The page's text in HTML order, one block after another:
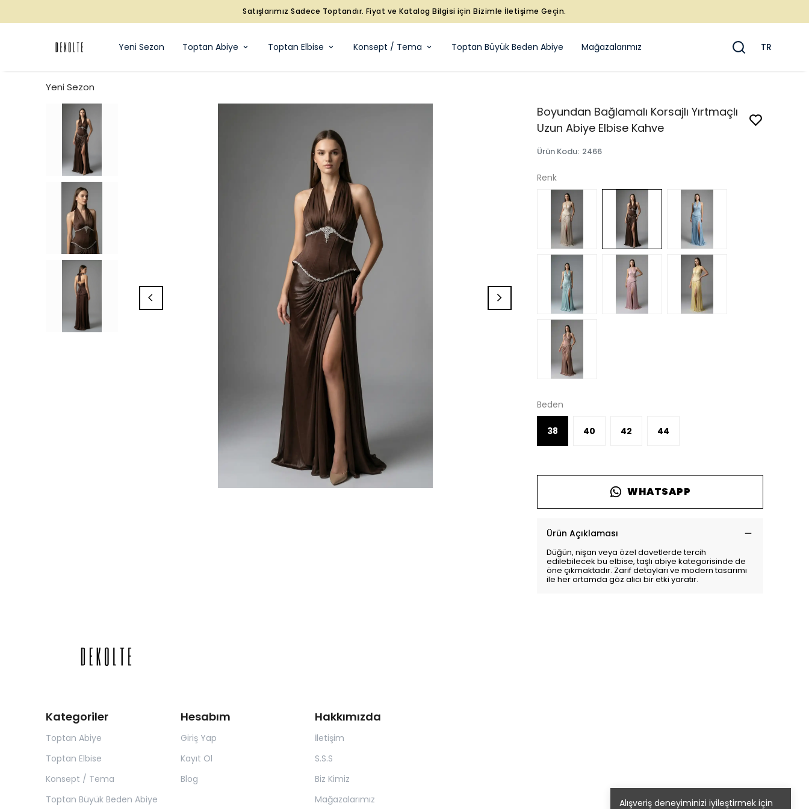
Satışlarımız Sadece Toptandır. Fiyat ve Katalog Bilgisi için Bizimle İletişime Geçin.
Yeni Sezon Toptan Abiye Toptan Elbise Konsept / Tema Toptan Büyük Beden Abiye Mağazalarımız TR
Alışveriş deneyiminizi iyileştirmek için
Yeni Sezon
Boyundan Bağlamalı Korsajlı Yırtmaçlı
Uzun Abiye Elbise Kahve
Ürün Kodu: 2466
Renk
Beden
38 40 42 44
WHATSAPP
Ürün Açıklaması
Düğün, nişan veya özel davetlerde tercih
edilebilecek bu elbise, taşlı abiye kategorisinde de
öne çıkmaktadır. Zarif detayları ve modern tasarımı
ile her ortamda göz alıcı bir etki yaratır.
Kategoriler
Toptan Abiye
Toptan Elbise
Konsept / Tema
Toptan Büyük Beden Abiye
Hesabım
Giriş Yap
Kayıt Ol
Blog
Hakkımızda
İletişim
S.S.S
Biz Kimiz
Mağazalarımız